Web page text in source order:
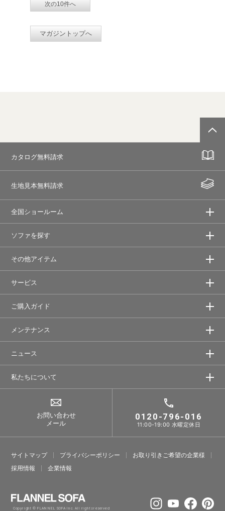
次の10件へ
マガジントップへ
カタログ無料請求
生地見本無料請求
全国ショールーム
ソファを探す
その他アイテム
サービス
ご購入ガイド
メンテナンス
ニュース
私たちについて
お問い合わせ
メール
0120-796-016
11:00-19:00 水曜定休日
サイトマップ プライバシーポリシー
お取り引きご希望の企業様
採⽤情報
企業情報
Copyright © FLANNEL SOFA Inc. All rights reserved